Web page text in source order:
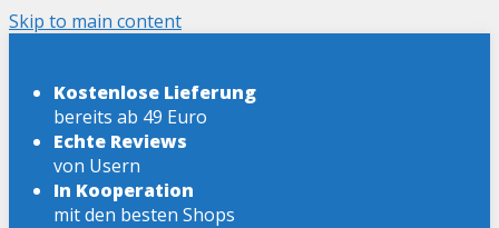
Skip to main content
Kostenlose Lieferung
bereits ab 49 Euro
Echte Reviews
von Usern
In Kooperation
mit den besten Shops